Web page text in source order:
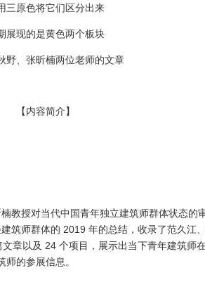
三原色将它们区分出来
展现的是黄色两个板块
野、张昕楠两位老师的文章
【内容简介】
教授对当代中国青年独立建筑师群体状态的
筑师群体的 2019 年的总结，收录了范久江
章以及 24 个项目，展示出当下青年建筑师
的参展信息。